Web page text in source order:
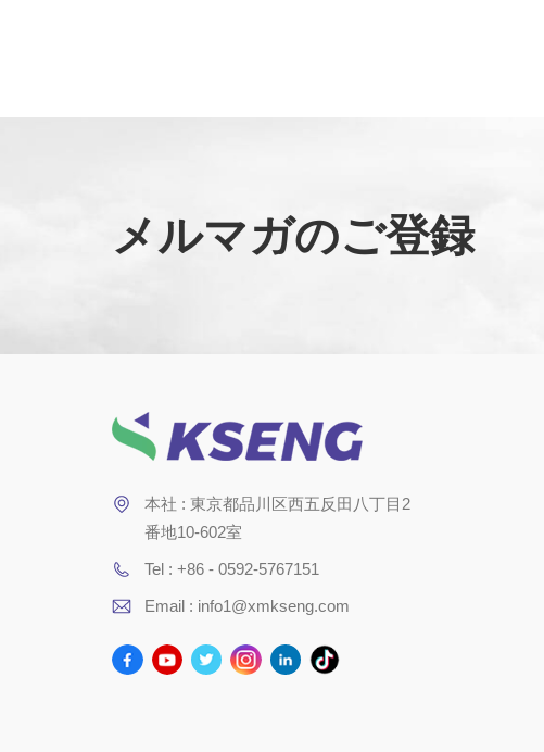
メルマガのご登録
本社 : 東京都品川区西五反田八丁目2
番地10-602室
Tel : +86 - 0592-5767151
Email : info1@xmkseng.com